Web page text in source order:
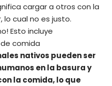
cargar a otros con la
lo cual no es justo.
Esto incluye
comida
nativos pueden ser
en la basura y
la comida, lo que